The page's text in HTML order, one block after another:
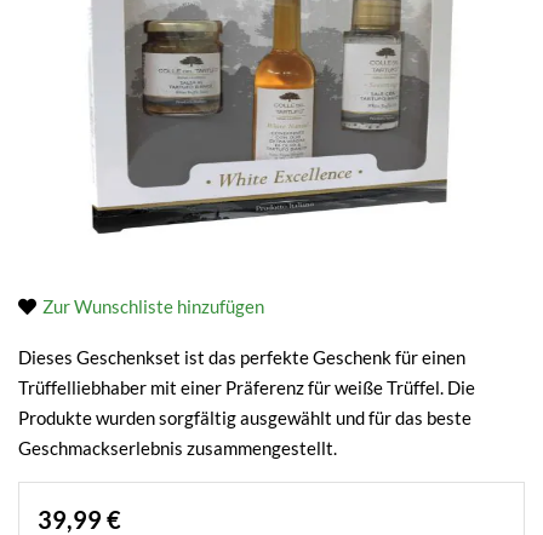
Zur Wunschliste hinzufügen
Dieses Geschenkset ist das perfekte Geschenk für einen
Trüffelliebhaber mit einer Präferenz für weiße Trüffel. Die
Produkte wurden sorgfältig ausgewählt und für das beste
Geschmackserlebnis zusammengestellt.
39,99 €